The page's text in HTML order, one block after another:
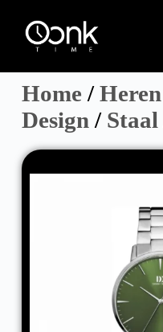
Home /Heren
Design / Staal